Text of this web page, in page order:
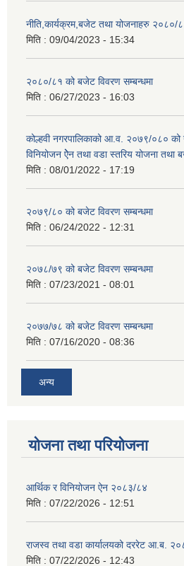
नीति,कार्यक्रम,बजेट तथा योजनाहरु २०८०/
मिति : 09/04/2023 - 15:34
२०८०/८१ को बजेट विवरण सम्बन्धमा
मिति : 06/27/2023 - 16:03
कोल्हवी नगरपालिकाको आ.व. २०७९/०८० को
विनियोजन ऐेन तथा वडा स्तरिय योजना तथा
मिति : 08/01/2022 - 17:19
२०७९/८० को बजेट विवरण सम्बन्धमा
मिति : 06/24/2022 - 12:31
२०७८/७९ को बजेट विवरण सम्बन्धमा
मिति : 07/23/2021 - 08:01
२०७७/७८ को बजेट विवरण सम्बन्धमा
मिति : 07/16/2020 - 08:36
अन्य
योजना तथा परियोजना
आर्थिक र विनियोजन ऐन २०८३/८४
मिति : 07/22/2026 - 12:51
राजस्व तथा वडा कार्यालयको दररेट आ.ब.
मिति : 07/22/2026 - 12:43